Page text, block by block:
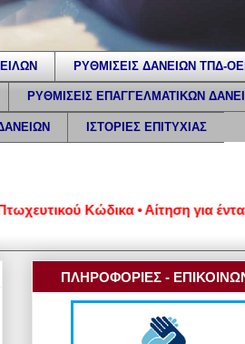
ΡΥΘΜΙΣΕΙΣ ΔΑΝΕΙΩΝ ΤΠΔ-
ΡΥΘΜΙΣΕΙΣ ΕΠΑΓΓΕΛΜΑΤΙΚΩΝ
ΙΣΤΟΡΙΕΣ ΕΠΙΤΥΧΙΑΣ
Κώδικα • Αίτηση για
ΠΛΗΡΟΦΟΡΙΕΣ -